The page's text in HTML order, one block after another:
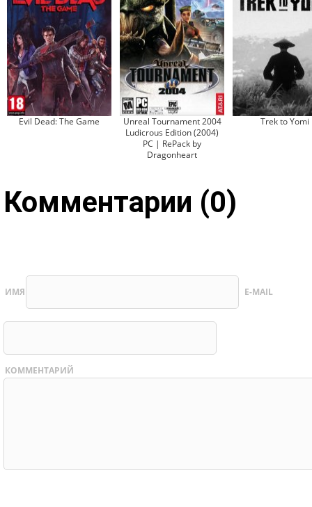
Evil Dead: The Game
Unreal Tournament 2004
Ludicrous Edition (2004)
PC | RePack by
Dragonheart
Trek to Yomi
Комментарии (0)
ИМЯ E-MAIL
КОММЕНТАРИЙ